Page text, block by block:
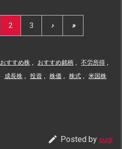
2 3 › »
おすすめ株 , おすすめ銘柄 , 不労所得 ,
成長株 , 投資 , 株価 , 株式 , 米国株
 Posted by sugi